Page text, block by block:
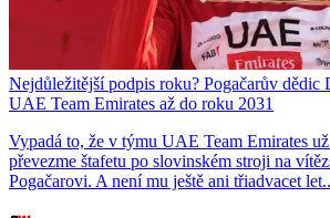
Nejdůležitější podpis roku? Pogačarův dědic
UAE Team Emirates až do roku 2031
Vypadá to, že v týmu UAE Team Emirates
převezme štafetu po slovinském stroji na
Pogačarovi. A není mu ještě ani třiadvacet